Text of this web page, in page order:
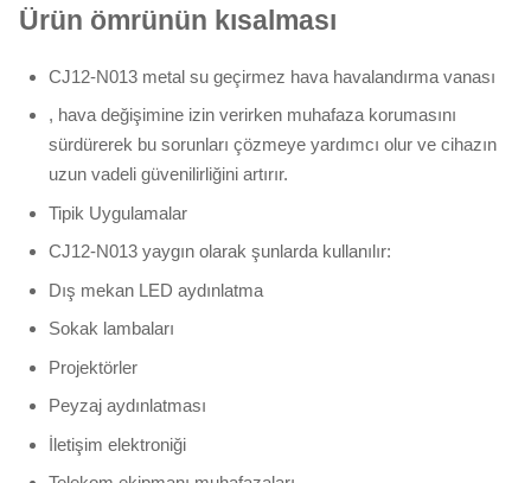
Ürün ömrünün kısalması
CJ12-N013 metal su geçirmez hava havalandırma vanası
, hava değişimine izin verirken muhafaza korumasını
sürdürerek bu sorunları çözmeye yardımcı olur ve cihazın
uzun vadeli güvenilirliğini artırır.
Tipik Uygulamalar
CJ12-N013 yaygın olarak şunlarda kullanılır:
Dış mekan LED aydınlatma
Sokak lambaları
Projektörler
Peyzaj aydınlatması
İletişim elektroniği